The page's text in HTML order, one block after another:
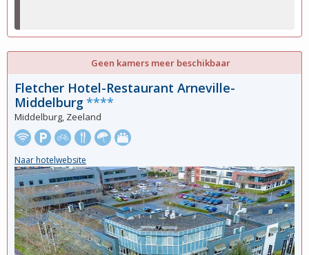
Geen kamers meer beschikbaar
Fletcher Hotel-Restaurant Arneville-
Middelburg****
Middelburg, Zeeland
Naar hotelwebsite